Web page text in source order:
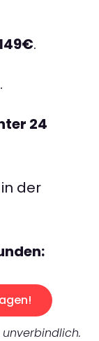
.
24
in der
unverbindlich.